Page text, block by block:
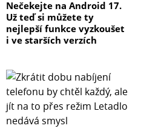
Nečekejte na Android 17.
Už teď si můžete ty
nejlepší funkce vyzkoušet
i ve starších verzích